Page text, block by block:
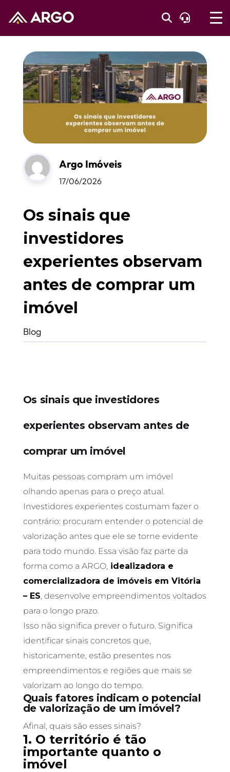
Argo Imóveis
17/06/2026
Os sinais que
investidores
experientes observam
antes de comprar um
imóvel
Blog
Os sinais que investidores
experientes observam antes de
comprar um imóvel
Muitas pessoas compram um imóvel
olhando apenas para o preço atual.
Investidores experientes costumam fazer o
contrário: procuram entender o potencial de
valorização antes que ele se torne evidente
para todo mundo. Essa visão faz parte da
forma como a ARGO,idealizadora e
comercializadora de imóveis em Vitória
– ES, desenvolve empreendimentos voltados
para o longo prazo.
Isso não significa prever o futuro. Significa
identificar sinais concretos que,
historicamente, estão presentes nos
empreendimentos e regiões que mais se
valorizam ao longo do tempo.
Quais fatores indicam o potencial
de valorização de um imóvel?
Afinal, quais são esses sinais?
1. O território é tão
importante quanto o
imóvel